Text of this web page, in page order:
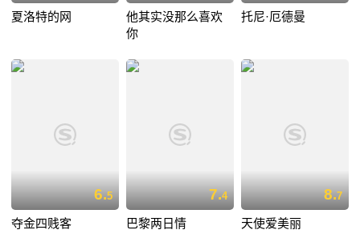
夏洛特的网
他其实没那么喜欢
你
托尼·厄德曼
6.5
夺金四贱客
7.4
巴黎两日情
8.7
天使爱美丽